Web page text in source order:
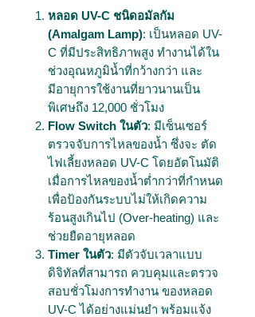
​​​​​หลอด UV-C ชนิดอมัลกัม
(Amalgam Lamp): เป็นหลอด UV-
C ที่มีประสิทธิภาพสูง ทำงานได้ใน
ช่วงอุณหภูมิน้ำที่กว้างกว่า และ
มีอายุการใช้งานที่ยาวนานเป็น
พิเศษถึง 12,000 ชั่วโมง
Flow Switch ในตัว: มีเซ็นเซอร์
ตรวจจับการไหลของน้ำ ซึ่งจะ ตัด
ไฟเลี้ยงหลอด UV-C โดยอัตโนมัติ
เมื่อการไหลของน้ำต่ำกว่าที่กำหนด
เพื่อป้องกันระบบไม่ให้เกิดความ
ร้อนสูงเกินไป (Over-heating) และ
ช่วยยืดอายุหลอด
Timer ในตัว: มีตัวจับเวลาแบบ
ดิจิทัลที่สามารถ ควบคุมและตรวจ
สอบชั่วโมงการทำงาน ของหลอด
UV-C ได้อย่างแม่นยำ พร้อมแจ้ง